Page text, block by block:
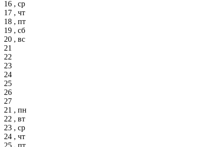
16 , ср
17 , чт
18 , пт
19 , сб
20 , вс
21
22
23
24
25
26
27
21 , пн
22 , вт
23 , ср
24 , чт
25 , пт